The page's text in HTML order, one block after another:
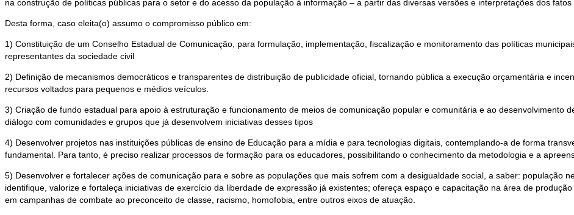
na construção de políticas públicas para o setor e do acesso da população à informação – a partir das diversas versões e interpretações dos
Desta forma, caso eleita(o) assumo o compromisso público em:
1) Constituição de um Conselho Estadual de Comunicação, para formulação, implementação, fiscalização e monitoramento das políticas
representantes da sociedade civil
2) Definição de mecanismos democráticos e transparentes de distribuição de publicidade oficial, tornando pública a execução orçamentária e
recursos voltados para pequenos e médios veículos.
3) Criação de fundo estadual para apoio à estruturação e funcionamento de meios de comunicação popular e comunitária e ao desenvolvimento
diálogo com comunidades e grupos que já desenvolvem iniciativas desses tipos
4) Desenvolver projetos nas instituições públicas de ensino de Educação para a mídia e para tecnologias digitais, contemplando-a de forma
fundamental. Para tanto, é preciso realizar processos de formação para os educadores, possibilitando o conhecimento da metodologia e a
5) Desenvolver e fortalecer ações de comunicação para e sobre as populações que mais sofrem com a desigualdade social, a saber: população
identifique, valorize e fortaleça iniciativas de exercício da liberdade de expressão já existentes; ofereça espaço e capacitação na área de
em campanhas de combate ao preconceito de classe, racismo, homofobia, entre outros eixos de atuação.